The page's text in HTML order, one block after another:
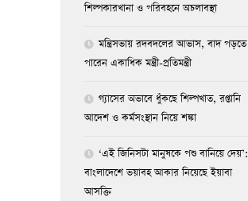
শিল্পকারখানা ও পরিবহনে অচলাবস্থা
মন্ত্রিসভায় রদবদলের আভাস, বাদ পড়তে
পারেন একাধিক মন্ত্রী-প্রতিমন্ত্রী
গ্যাসের অভাবে ধুঁকছে শিল্পখাত, রপ্তানি
আদেশ ও কর্মসংস্থান নিয়ে শঙ্কা
‘এই জিনিসটা মানুষকে পশু বানিয়ে দেয়’:
বাংলাদেশে ভয়াবহ আকার নিয়েছে ইয়াবা
আসক্তি